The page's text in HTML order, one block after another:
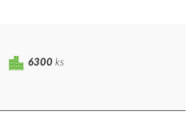
6300 ks